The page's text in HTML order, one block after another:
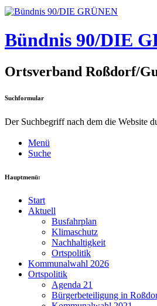
Bündnis 90/DIE
Ortsverband Roßdorf/
Suchformular
Der Suchbegriff nach dem die Website
Menü
Suche
Hauptmenü:
Start
Aktuell
Busfahrplan
Klimaschutz
Nachhaltigkeit
Ortspolitik
Kommunalwahl 2026
Ortspolitik
Agenda 21
Bürgerbeteiligung in